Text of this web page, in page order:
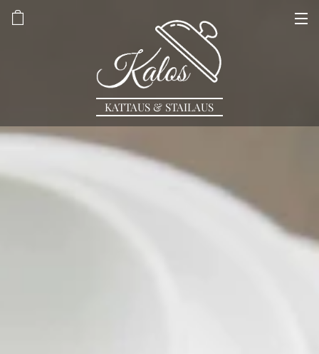
KATTAUS & STAILAUS